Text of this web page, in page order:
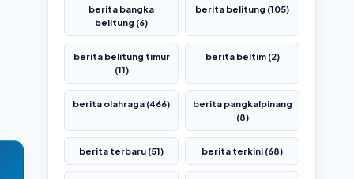
berita bangka
belitung (6)
berita belitung (105)
berita belitung timur
(11)
berita beltim (2)
berita olahraga (466)
berita pangkalpinang
(8)
berita terbaru (51) berita terkini (68)